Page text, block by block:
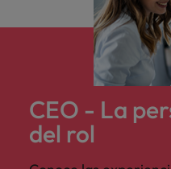
CEO - La
del rol